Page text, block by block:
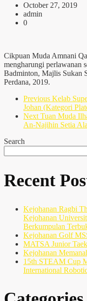
October 27, 2019
admin
0
Cikpuan Muda Amnani
mengharungi perlawanan
Badminton, Majlis Sukan
Perdana, 2019.
Previous Kelab
Johan (Kategori
Next Tuan Muda
An-Najihin Setia
Search
Recent
Kejohanan Ragbi
Kejohanan
Berkumpulan
Kejohanan Golf
MATSA Junior
Kejohanan
15th STEAM Cup
International